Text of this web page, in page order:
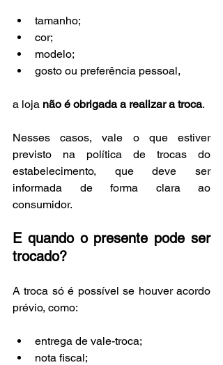
tamanho;
cor;
modelo;
gosto ou preferência pessoal,
a loja não é obrigada a realizar a troca.
Nesses casos, vale o que estiver
previsto na política de trocas do
estabelecimento, que deve ser
informada de forma clara ao
consumidor.
E quando o presente pode ser
trocado?
A troca só é possível se houver acordo
prévio, como:
entrega de vale-troca;
nota fiscal;